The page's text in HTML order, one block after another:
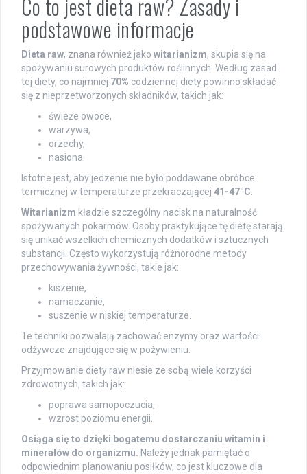
Co to jest dieta raw? Zasady i
podstawowe informacje
Dieta raw, znana również jako witarianizm, skupia się na
spożywaniu surowych produktów roślinnych. Według zasad
tej diety, co najmniej 70% codziennej diety powinno składać
się z nieprzetworzonych składników, takich jak:
świeże owoce,
warzywa,
orzechy,
nasiona.
Istotne jest, aby jedzenie nie było poddawane obróbce
termicznej w temperaturze przekraczającej 41-47°C.
Witarianizm kładzie szczególny nacisk na naturalność
spożywanych pokarmów. Osoby praktykujące tę dietę starają
się unikać wszelkich chemicznych dodatków i sztucznych
substancji. Często wykorzystują różnorodne metody
przechowywania żywności, takie jak:
kiszenie,
namaczanie,
suszenie w niskiej temperaturze.
Te techniki pozwalają zachować enzymy oraz wartości
odżywcze znajdujące się w pożywieniu.
Przyjmowanie diety raw niesie ze sobą wiele korzyści
zdrowotnych, takich jak:
poprawa samopoczucia,
wzrost poziomu energii.
Osiąga się to dzięki bogatemu dostarczaniu witamin i
minerałów do organizmu. Należy jednak pamiętać o
odpowiednim planowaniu posiłków, co jest kluczowe dla